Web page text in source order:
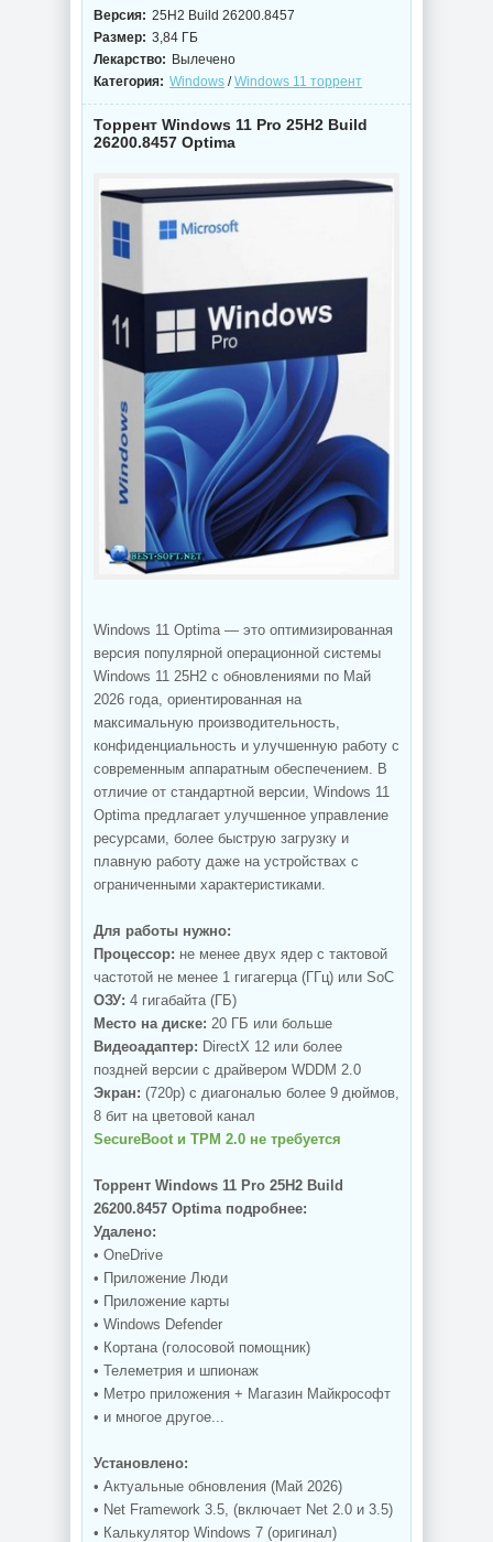
Версия: 25H2 Build 26200.8457
Размер: 3,84 ГБ
Лекарство: Вылечено
Категория: Windows /Windows 11 торрент
Торрент Windows 11 Pro 25H2 Build
26200.8457 Optima
Windows 11 Optima — это оптимизированная
версия популярной операционной системы
Windows 11 25H2 с обновлениями по Май
2026 года, ориентированная на
максимальную производительность,
конфиденциальность и улучшенную работу с
современным аппаратным обеспечением. В
отличие от стандартной версии, Windows 11
Optima предлагает улучшенное управление
ресурсами, более быструю загрузку и
плавную работу даже на устройствах с
ограниченными характеристиками.
Для работы нужно:
Процессор: не менее двух ядер с тактовой
частотой не менее 1 гигагерца (ГГц) или SoC
ОЗУ: 4 гигабайта (ГБ)
Место на диске: 20 ГБ или больше
Видеоадаптер: DirectX 12 или более
поздней версии с драйвером WDDM 2.0
Экран: (720p) с диагональю более 9 дюймов,
8 бит на цветовой канал
SecureBoot и TPM 2.0 не требуется
Торрент Windows 11 Pro 25H2 Build
26200.8457 Optima подробнее:
Удалено:
• OneDrive
• Приложение Люди
• Приложение карты
• Windows Defender
• Кортана (голосовой помощник)
• Телеметрия и шпионаж
• Метро приложения + Магазин Майкрософт
• и многое другое...
Установлено:
• Актуальные обновления (Май 2026)
• Net Framework 3.5, (включает Net 2.0 и 3.5)
• Калькулятор Windows 7 (оригинал)